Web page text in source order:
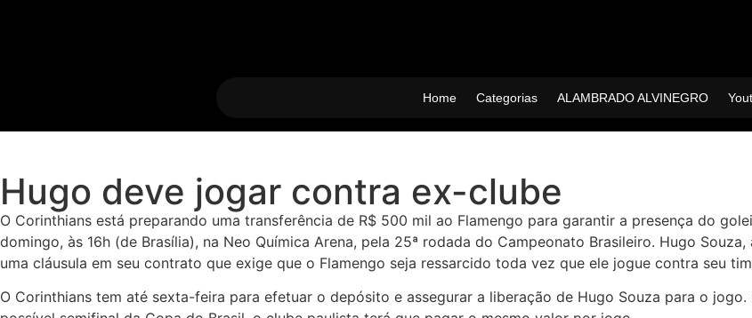
Home Categorias ALAMBRADO ALVINEGRO
Hugo deve jogar contra ex-clube
O Corinthians está preparando uma transferência de R$ 500 mil ao Flamengo para garantir a presença do
domingo, às 16h (de Brasília), na Neo Química Arena, pela 25ª rodada do Campeonato Brasileiro. Hugo
uma cláusula em seu contrato que exige que o Flamengo seja ressarcido toda vez que ele jogue contra seu
O Corinthians tem até sexta-feira para efetuar o depósito e assegurar a liberação de Hugo Souza para o